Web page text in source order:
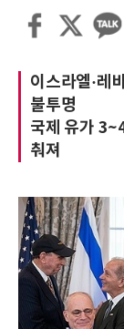
이스라엘·레
불투명
국제 유가
춰져